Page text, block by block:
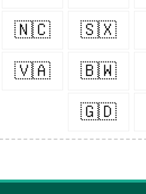
🇳🇨 🇸🇽
🇻🇦 🇧🇼
🇬🇩